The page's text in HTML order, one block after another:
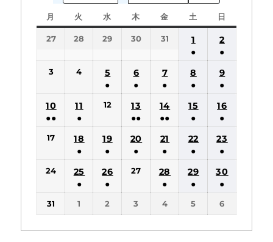
月
曜
日
火
曜
日
水
曜
日
木
曜
日
金
曜
土
曜
日
曜
27 28 29 30 31
1
●
(1
件
の
イ
ベ
ン
ト)
2
●
(1
件
の
イ
ベ
ン
ト)
3 4
5
●
(1
の
イ
ベ
ン
ト)
6
●
(1
件
の
イ
ベ
ン
7
●
(1
件
の
イ
ベ
ン
ト)
8
●
(1
件
の
イ
ベ
ン
ト)
9
●
(1
件
の
イ
ベ
ン
ト)
10
●●
(2
の
イ
ン
ト)
11
●
(1
件
の
イ
ベ
ン
ト)
12
13
●●
(2
件
の
イ
ン
ト)
14
●●
(2
件
の
イ
ベ
ン
ト)
15
●
(1
件
の
イ
ベ
ン
ト)
16
●
(1
件
の
イ
ベ
ン
ト)
17
18
●
(1
件
イ
ン
19
●
(1
件
イ
ン
20
●
(1
イ
ン
21
●
(1
件
イ
ン
22
●
(1
件
イ
ン
23
●
(1
件
イ
ン
24
25
●
26
●
27
28
●
29
●
30
●
31 1 2 3 4 5 6